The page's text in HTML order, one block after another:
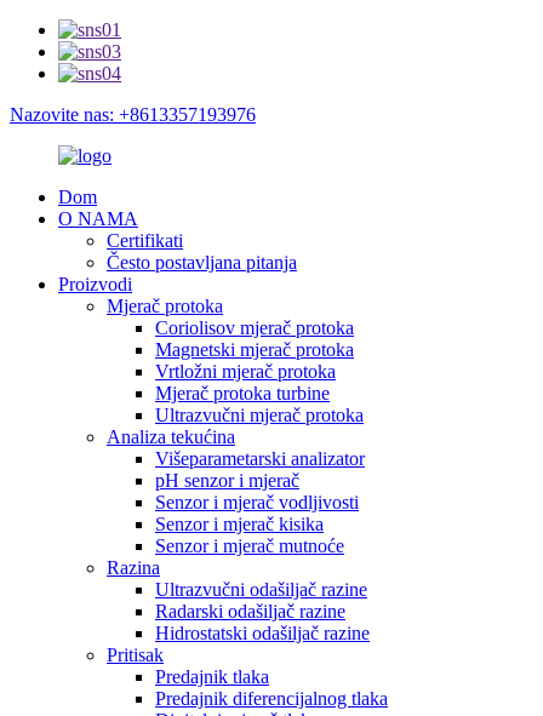
Nazovite nas: +8613357193976
Dom
O NAMA
Certifikati
Često postavljana pitanja
Proizvodi
Mjerač protoka
Coriolisov mjerač protoka
Magnetski mjerač protoka
Vrtložni mjerač protoka
Mjerač protoka turbine
Ultrazvučni mjerač protoka
Analiza tekućina
Višeparametarski analizator
pH senzor i mjerač
Senzor i mjerač vodljivosti
Senzor i mjerač kisika
Senzor i mjerač mutnoće
Razina
Ultrazvučni odašiljač razine
Radarski odašiljač razine
Hidrostatski odašiljač razine
Pritisak
Predajnik tlaka
Predajnik diferencijalnog tlaka